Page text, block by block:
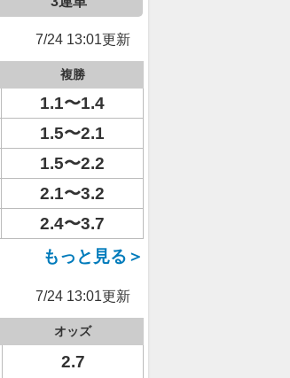
7/24 13:01更新
複勝
1.1〜1.4
1.5〜2.1
1.5〜2.2
2.1〜3.2
2.4〜3.7
もっと見る＞
7/24 13:01更新
オッズ
2.7